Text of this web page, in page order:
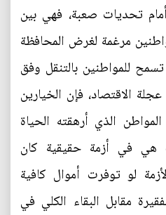
أمام تحديات صعبة، فهي بين
مرغمة لغرض المحافظة
للمواطنين بالتنقل وفق
الاقتصاد، فإن الخيارين
الذي أرهقته الحياة
هي في أزمة حقيقية كان
لو توفرت أموال كافية
مقابل البقاء الكلي في